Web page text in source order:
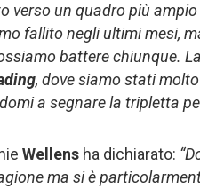
verso un quadro più
fallito negli ultimi mesi,
battere chiunque.
, dove siamo stati
a segnare la tripletta
Wellens ha dichiarato:
ma si è